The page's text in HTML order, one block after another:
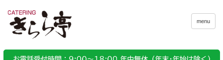
menu